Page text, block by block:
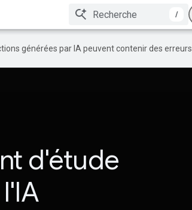
/
générées par IA peuvent contenir des erreurs.
d'étude